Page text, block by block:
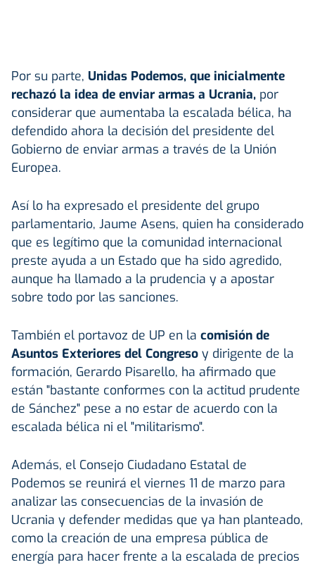
Por su parte, Unidas Podemos, que inicialmente
rechazó la idea de enviar armas a Ucrania, por
considerar que aumentaba la escalada bélica, ha
defendido ahora la decisión del presidente del
Gobierno de enviar armas a través de la Unión
Europea.
Así lo ha expresado el presidente del grupo
parlamentario, Jaume Asens, quien ha considerado
que es legítimo que la comunidad internacional
preste ayuda a un Estado que ha sido agredido,
aunque ha llamado a la prudencia y a apostar
sobre todo por las sanciones.
También el portavoz de UP en la comisión de
Asuntos Exteriores del Congreso y dirigente de la
formación, Gerardo Pisarello, ha afirmado que
están "bastante conformes con la actitud prudente
de Sánchez" pese a no estar de acuerdo con la
escalada bélica ni el "militarismo".
Además, el Consejo Ciudadano Estatal de
Podemos se reunirá el viernes 11 de marzo para
analizar las consecuencias de la invasión de
Ucrania y defender medidas que ya han planteado,
como la creación de una empresa pública de
energía para hacer frente a la escalada de precios